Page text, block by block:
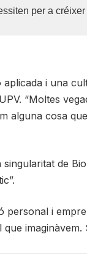
per a
aplicada i una
“Moltes
alguna cosa
de
i
imaginàvem.